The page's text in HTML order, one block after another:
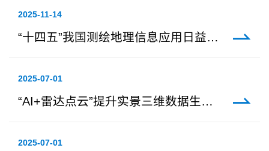
2025-11-14
“十四五”我国测绘地理信息应用日益深入广泛
2025-07-01
“AI+雷达点云”提升实景三维数据生产效能
2025-07-01